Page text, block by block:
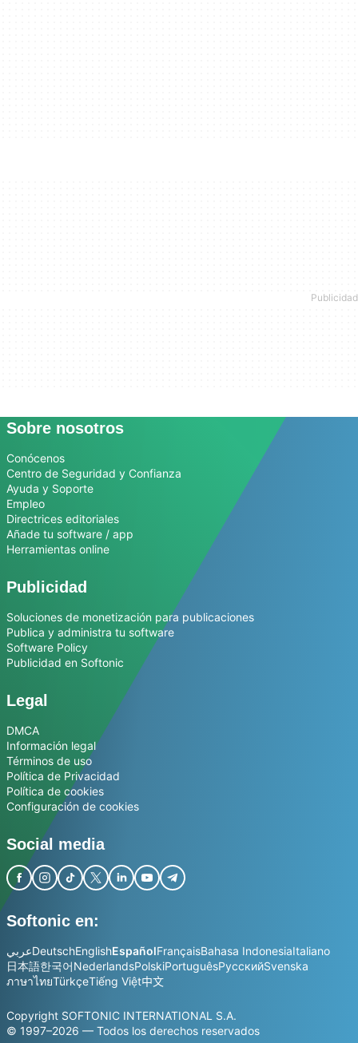
Sobre nosotros
Conócenos
Centro de Seguridad y Confianza
Ayuda y Soporte
Empleo
Directrices editoriales
Añade tu software / app
Herramientas online
Publicidad
Soluciones de monetización para publicaciones
Publica y administra tu software
Software Policy
Publicidad en Softonic
Legal
DMCA
Información legal
Términos de uso
Política de Privacidad
Política de cookies
Configuración de cookies
Social media
Softonic en:
عربيDeutschEnglishEspañolFrançaisBahasa IndonesiaItaliano
日本語한국어NederlandsPolskiPortuguêsРусскийSvenska
ภาษาไทยTürkçeTiếng Việt中文
Copyright SOFTONIC INTERNATIONAL S.A.
© 1997–2026 — Todos los derechos reservados